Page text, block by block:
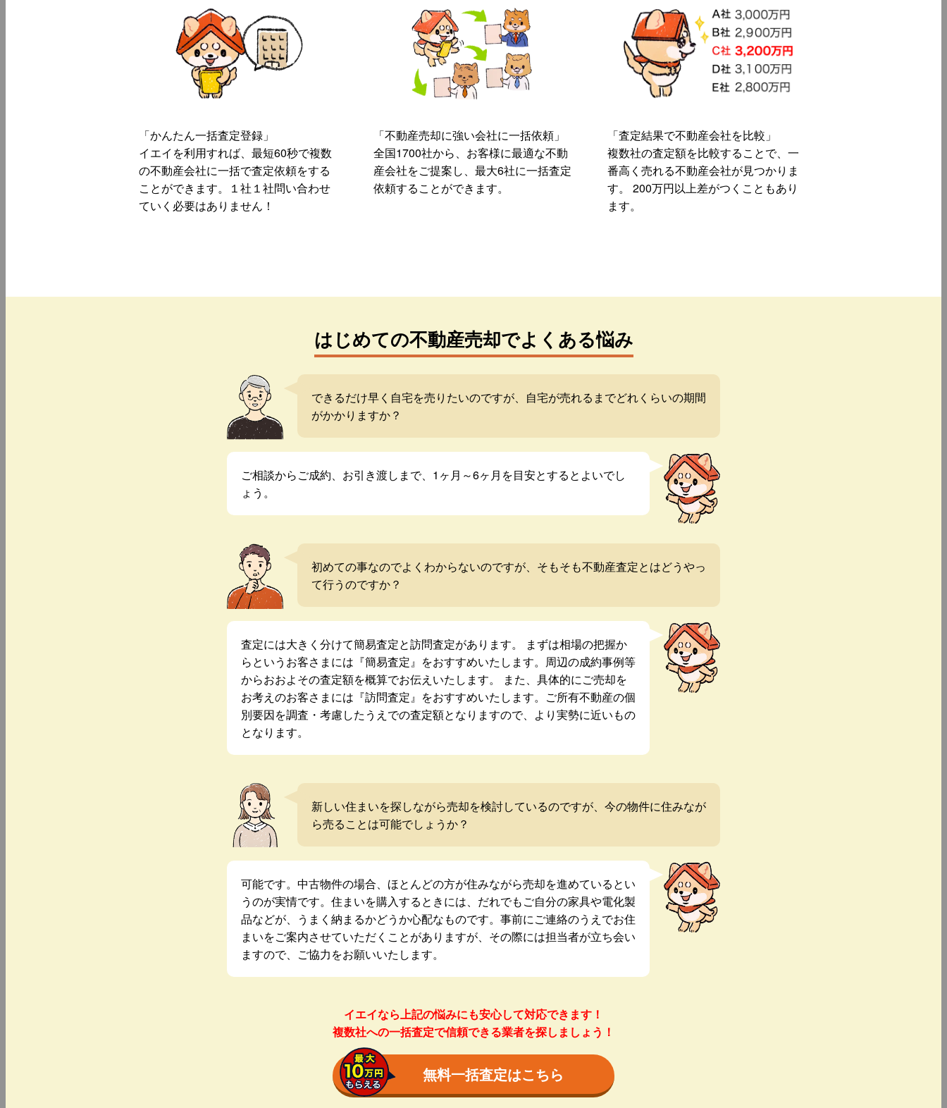
「かんたん一括査定登録」
イエイを利用すれば、最短60秒で複数
の不動産会社に一括で査定依頼をする
ことができます。１社１社問い合わせ
ていく必要はありません！
「不動産売却に強い会社に一括依頼」
全国1700社から、お客様に最適な不動
産会社をご提案し、最大6社に一括査定
依頼することができます。
「査定結果で不動産会社を比較」
複数社の査定額を比較することで、一
番高く売れる不動産会社が見つかりま
す。 200万円以上差がつくこともあり
ます。
はじめての不動産売却でよくある悩み
できるだけ早く自宅を売りたいのですが、自宅が売れるまでどれくらいの期間
がかかりますか？
ご相談からご成約、お引き渡しまで、1ヶ月～6ヶ月を目安とするとよいでし
ょう。
初めての事なのでよくわからないのですが、そもそも不動産査定とはどうやっ
て行うのですか？
査定には大きく分けて簡易査定と訪問査定があります。 まずは相場の把握か
らというお客さまには『簡易査定』をおすすめいたします。周辺の成約事例等
からおおよその査定額を概算でお伝えいたします。 また、具体的にご売却を
お考えのお客さまには『訪問査定』をおすすめいたします。ご所有不動産の個
別要因を調査・考慮したうえでの査定額となりますので、より実勢に近いもの
となります。
新しい住まいを探しながら売却を検討しているのですが、今の物件に住みなが
ら売ることは可能でしょうか？
可能です。中古物件の場合、ほとんどの方が住みながら売却を進めているとい
うのが実情です。住まいを購入するときには、だれでもご自分の家具や電化製
品などが、うまく納まるかどうか心配なものです。事前にご連絡のうえでお住
まいをご案内させていただくことがありますが、その際には担当者が立ち会い
ますので、ご協力をお願いいたします。
イエイなら上記の悩みにも安心して対応できます！
複数社への一括査定で信頼できる業者を探しましょう！
無料一括査定はこちら